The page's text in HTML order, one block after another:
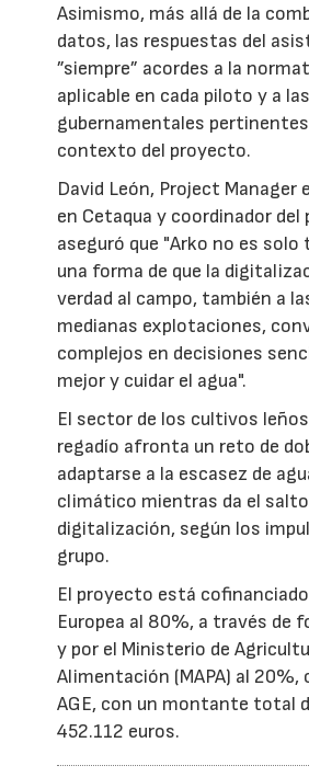
Asimismo, más allá de la
datos, las respuestas del
”siempre” acordes a la
aplicable en cada piloto y a
gubernamentales
contexto del proyecto.
David León, Project Manager
en Cetaqua y coordinador del
aseguró que "Arko no es solo
una forma de que la
verdad al campo, también a
medianas explotaciones,
complejos en decisiones
mejor y cuidar el agua".
El sector de los cultivos
regadío afronta un reto de
adaptarse a la escasez de
climático mientras da el salto
digitalización, según los
grupo.
El proyecto está
Europea al 80%, a través de
y por el Ministerio de
Alimentación (MAPA) al 20%,
AGE, con un montante total
452.112 euros.